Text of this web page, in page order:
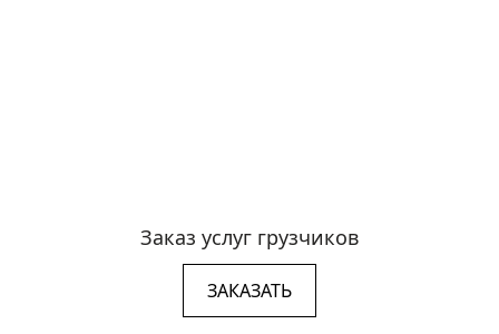
Заказ услуг грузчиков
ЗАКАЗАТЬ